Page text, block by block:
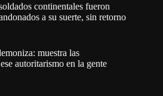
continentales fueron
a su suerte, sin retorno
muestra las
autoritarismo en la gente